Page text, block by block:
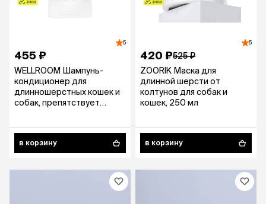
5
455 ₽
WELLROOM Шампунь-
кондиционер для
длинношерстных кошек и
собак, препятствует
в корзину
5
420 ₽525 ₽
ZOORIK Маска для
длинной шерсти от
колтунов для собак и
кошек, 250 мл
в корзину